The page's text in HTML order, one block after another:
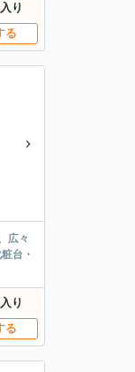
り
る
広々
台・
り
る